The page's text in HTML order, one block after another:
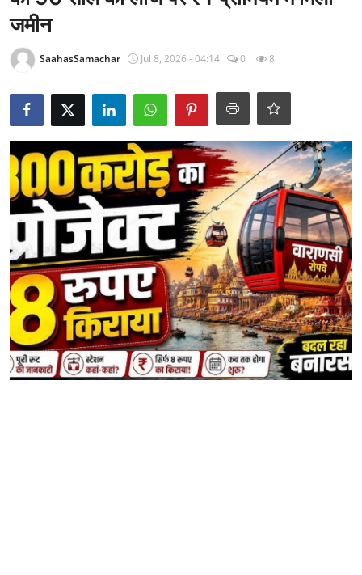
राजनीति
खेल
Epaper
धर्म
लाइफस्टाइल
टेक
जमीन
SaahasSamachar Jul 8, 2026 - 04:14 0 8